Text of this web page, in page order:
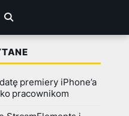
premiery iPhone’a
pracownikom